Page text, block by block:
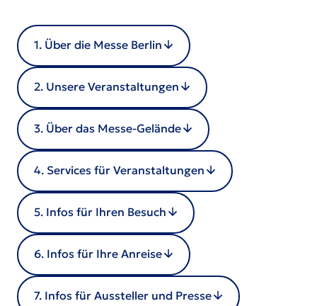
1. Über die Messe Berlin
2. Unsere Veranstaltungen
3. Über das Messe-Gelände
4. Services für Veranstaltungen
5. Infos für Ihren Besuch
6. Infos für Ihre Anreise
7. Infos für Aussteller und Presse